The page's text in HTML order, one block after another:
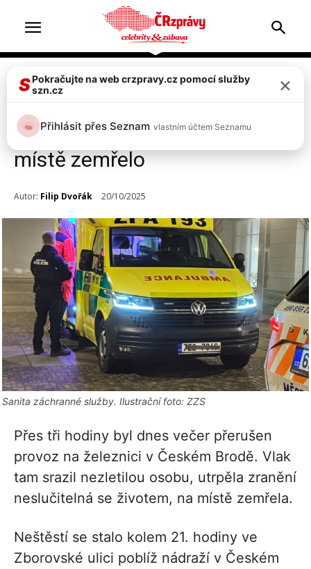
Zprávy
Tragédie v Českém Brodě!
Vlak srazil dítě u nádraží, na
místě zemřelo
Autor: Filip Dvořák 20/10/2025
Sanita záchranné služby. Ilustrační foto: ZZS
Přes tři hodiny byl dnes večer přerušen
provoz na železnici v Českém Brodě. Vlak
tam srazil nezletilou osobu, utrpěla zranění
neslučitelná se životem, na místě zemřela.
Neštěstí se stalo kolem 21. hodiny ve
Zborovské ulici poblíž nádraží v Českém
SPokračujte na web crzpravy.cz pomocí služby
szn.cz
×
Přihlásit přes Seznam vlastním účtem Seznamu